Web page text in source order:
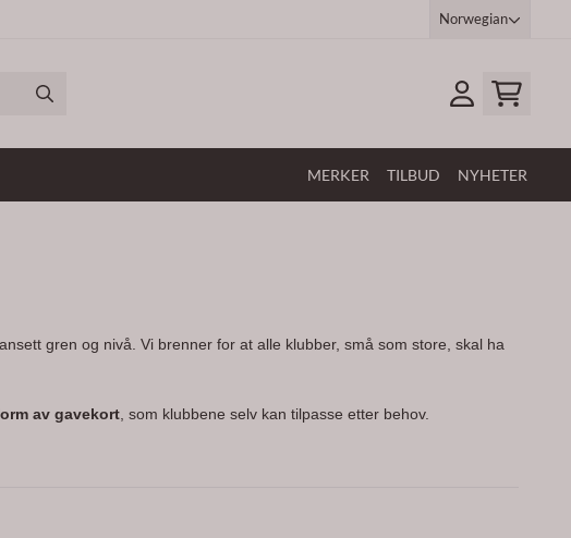
Norwegian
MERKER TILBUD NYHETER
gren og nivå. Vi brenner for at alle klubber, små som store, skal ha
av gavekort , som klubbene selv kan tilpasse etter behov.